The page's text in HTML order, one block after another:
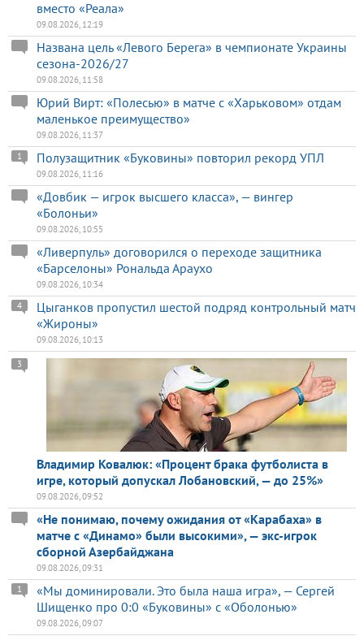
вместо «Реала»
09.08.2026, 12:19
Названа цель «Левого Берега» в чемпионате Украины
сезона-2026/27
09.08.2026, 11:58
Юрий Вирт: «Полесью» в матче с «Харьковом» отдам
маленькое преимущество»
09.08.2026, 11:37
Полузащитник «Буковины» повторил рекорд УПЛ
1
09.08.2026, 11:16
«Довбик — игрок высшего класса», — вингер
«Болоньи»
09.08.2026, 10:55
«Ливерпуль» договорился о переходе защитника
«Барселоны» Рональда Араухо
09.08.2026, 10:34
Цыганков пропустил шестой подряд контрольный матч
«Жироны»
4
09.08.2026, 10:13
Владимир Ковалюк: «Процент брака футболиста в
игре, который допускал Лобановский, — до 25%»
3
09.08.2026, 09:52
«Не понимаю, почему ожидания от «Карабаха» в
матче с «Динамо» были высокими», — экс-игрок
сборной Азербайджана
09.08.2026, 09:31
«Мы доминировали. Это была наша игра», — Сергей
Шищенко про 0:0 «Буковины» с «Оболонью»
1
09.08.2026, 09:07